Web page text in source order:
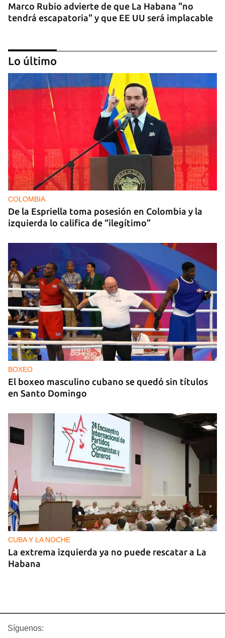
Marco Rubio advierte de que La Habana "no
tendrá escapatoria" y que EE UU será implacable
PODCAST
Cafecito informativo del viernes 7 de agosto de
2026
Lo último
COLOMBIA
De la Espriella toma posesión en Colombia y la
izquierda lo califica de “ilegítimo”
BOXEO
El boxeo masculino cubano se quedó sin títulos
en Santo Domingo
CUBA Y LA NOCHE
La extrema izquierda ya no puede rescatar a La
Habana
Síguenos: